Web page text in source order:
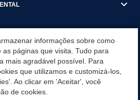
DE RECEITA MUNICIPAL
informações sobre como
páginas que visita. Tudo para
mais agradável possível. Para
que utilizamos e customizá-los,
Ao clicar em 'Aceitar', você
de cookies.